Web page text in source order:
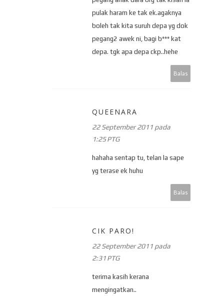
pulak haram ke tak ek.agaknya
boleh tak kita suruh depa yg dok
pegang2 awek ni, bagi b*** kat
depa. tgk apa depa ckp..hehe
Balas
QUEENARA
22 September 2011 pada
1:25 PTG
hahaha sentap tu, telan la sape
yg terase ek huhu
Balas
CIK PARO!
22 September 2011 pada
2:31 PTG
terima kasih kerana
mengingatkan..